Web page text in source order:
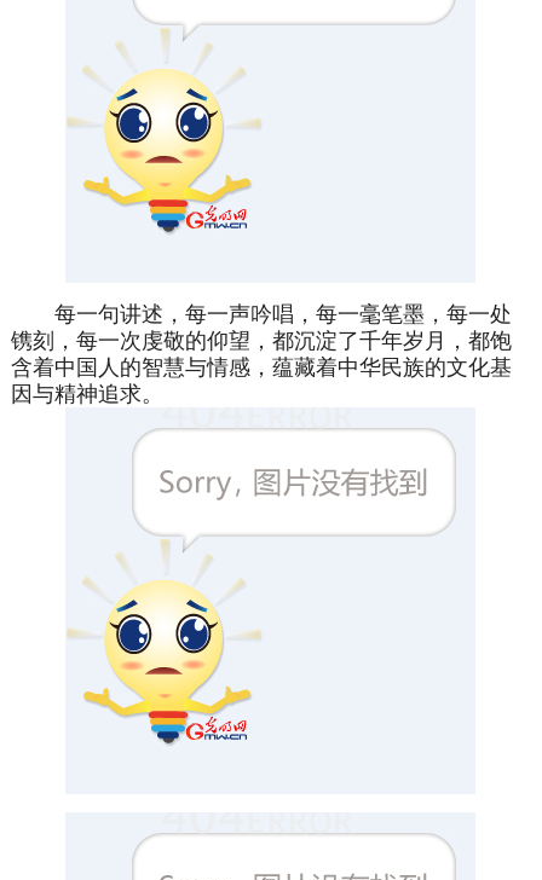
每一句讲述，每一声吟唱，每一毫笔墨，每一处
镌刻，每一次虔敬的仰望，都沉淀了千年岁月，都饱
含着中国人的智慧与情感，蕴藏着中华民族的文化基
因与精神追求。